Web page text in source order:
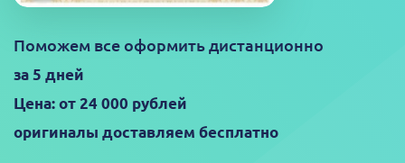
Поможем все оформить дистанционно
за 5 дней
Цена: от 24 000 рублей
оригиналы доставляем бесплатно